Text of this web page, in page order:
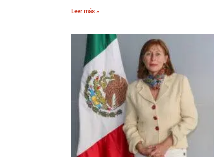
Leer más »